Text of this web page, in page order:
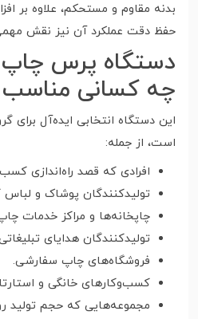
بدنه مقاوم و مستحکم، علاوه بر
حفظ دقت عملکرد آن نیز نقش
دستگاه پرس چاپ
چه کسانی
این دستگاه انتخابی ایده‌آل برای
است، از جمله:
افرادی که قصد راه‌اندازی
تولیدکنندگان پوشاک و لباس
چاپخانه‌ها و مراکز خدمات
تولیدکنندگان هدایای
فروشگاه‌های چاپ سفارشی.
کسب‌وکارهای خانگی و
مجموعه‌هایی که حجم تولید